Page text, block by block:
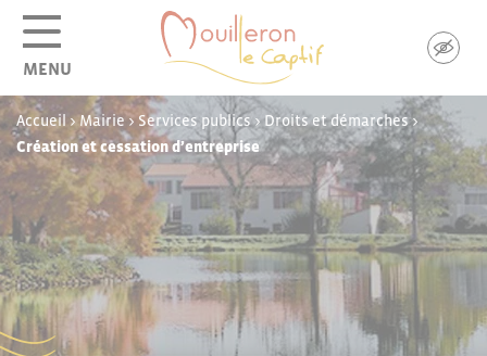
MENU
Accueil >Mairie> Services publics>Droits et démarches>
Création et cessation d’entreprise
Panneau de gestion des cookies